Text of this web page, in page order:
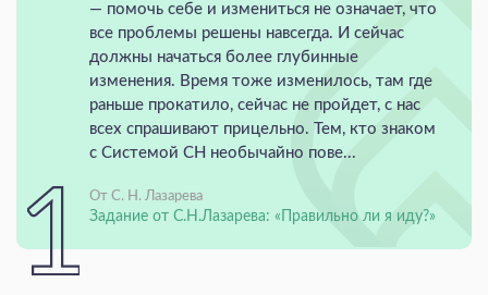
— помочь себе и измениться не означает, что
все проблемы решены навсегда. И сейчас
должны начаться более глубинные
изменения. Время тоже изменилось, там где
раньше прокатило, сейчас не пройдет, с нас
всех спрашивают прицельно. Тем, кто знаком
с Системой СН необычайно пове...
От С. Н. Лазарева
Задание от С.Н.Лазарева: «Правильно ли я иду?»